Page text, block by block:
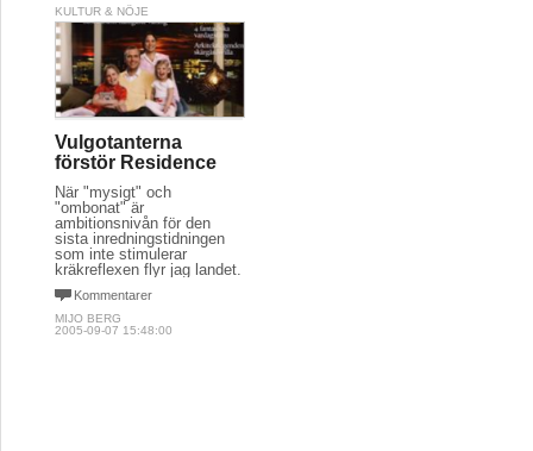
KULTUR & NÖJE
Vulgotanterna
förstör Residence
När "mysigt" och
"ombonat" är
ambitionsnivån för den
sista inredningstidningen
som inte stimulerar
kräkreflexen flyr jag landet.
Kommentarer
MIJO BERG
2005-09-07 15:48:00